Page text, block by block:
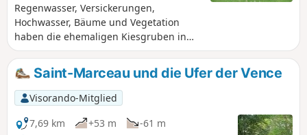
Regenwasser, Versickerungen,
Hochwasser, Bäume und Vegetation
haben die ehemaligen Kiesgruben in
einen sehr angenehmen Spazierweg
verwandelt, in einem Labyrinth von
Wegen, die an Teichen entlangführen,
von denen einer schöner ist als der
andere, entlang der Maas mit sehr
schönen Landschaften im Hintergrund
Saint-Marceau und die Ufer der Vence
Visorando-Mitglied
7,69 km
+53 m
-61 m